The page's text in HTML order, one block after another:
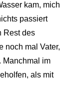
kam, mich
passiert
Rest des
noch mal Vater,
. Manchmal im
als mit